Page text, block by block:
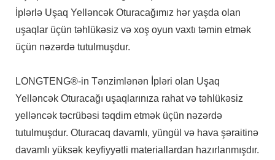
İplərlə Uşaq Yelləncək Oturacağımız hər yaşda olan
uşaqlar üçün təhlükəsiz və xoş oyun vaxtı təmin etmək
üçün nəzərdə tutulmuşdur.
LONGTENG®-in Tənzimlənən İpləri olan Uşaq
Yelləncək Oturacağı uşaqlarınıza rahat və təhlükəsiz
yelləncək təcrübəsi təqdim etmək üçün nəzərdə
tutulmuşdur. Oturacaq davamlı, yüngül və hava şəraitinə
davamlı yüksək keyfiyyətli materiallardan hazırlanmışdır.